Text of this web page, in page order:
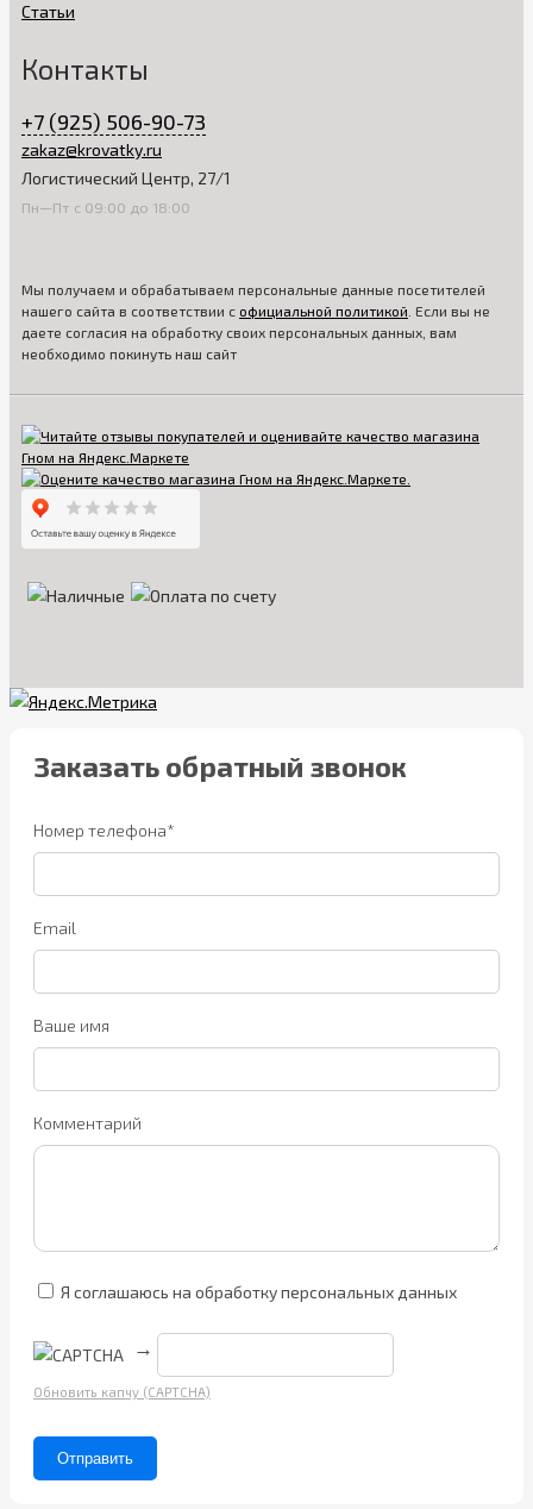
Статьи
Контакты
+7 (925) 506-90-73
zakaz@krovatky.ru
Логистический Центр, 27/1
Пн—Пт с 09:00 до 18:00
Мы получаем и обрабатываем персональные данные посетителей
нашего сайта в соответствии с официальной политикой . Если вы не
даете согласия на обработку своих персональных данных, вам
необходимо покинуть наш сайт
Заказать обратный звонок
Номер телефона*
Email
Ваше имя
Комментарий
Я соглашаюсь на обработку персональных данных
→
Обновить капчу (CAPTCHA)